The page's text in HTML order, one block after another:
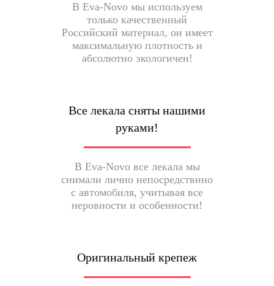
В Eva-Novo мы используем
только качественный
Российский материал, он имеет
максимальную плотность и
абсолютно экологичен!
Все лекала сняты нашими
руками!
В Eva-Novo все лекала мы
снимали лично непосредствнно
с автомобиля, учитывая все
неровности и особенности!
Оригинальный крепеж